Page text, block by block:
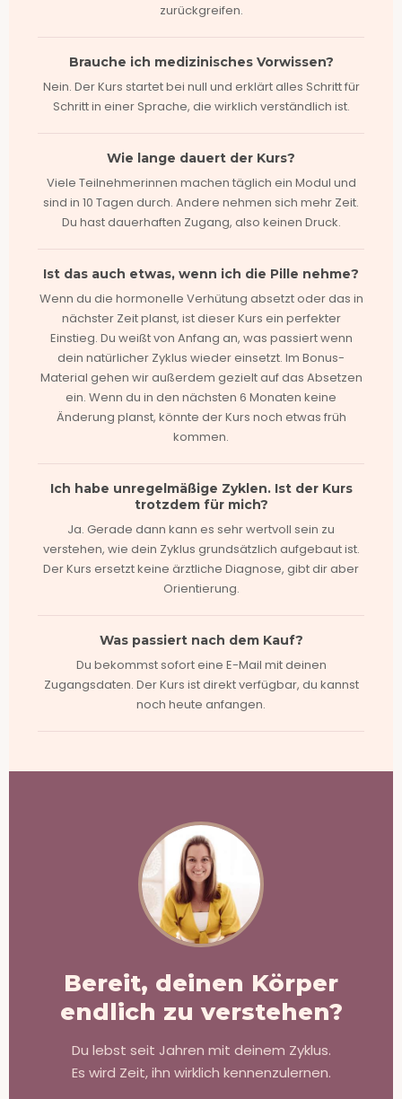
zurückgreifen.
Brauche ich medizinisches Vorwissen?
Nein. Der Kurs startet bei null und erklärt alles Schritt für
Schritt in einer Sprache, die wirklich verständlich ist.
Wie lange dauert der Kurs?
Viele Teilnehmerinnen machen täglich ein Modul und
sind in 10 Tagen durch. Andere nehmen sich mehr Zeit.
Du hast dauerhaften Zugang, also keinen Druck.
Ist das auch etwas, wenn ich die Pille nehme?
Wenn du die hormonelle Verhütung absetzt oder das in
nächster Zeit planst, ist dieser Kurs ein perfekter
Einstieg. Du weißt von Anfang an, was passiert wenn
dein natürlicher Zyklus wieder einsetzt. Im Bonus-
Material gehen wir außerdem gezielt auf das Absetzen
ein. Wenn du in den nächsten 6 Monaten keine
Änderung planst, könnte der Kurs noch etwas früh
kommen.
Ich habe unregelmäßige Zyklen. Ist der Kurs
trotzdem für mich?
Ja. Gerade dann kann es sehr wertvoll sein zu
verstehen, wie dein Zyklus grundsätzlich aufgebaut ist.
Der Kurs ersetzt keine ärztliche Diagnose, gibt dir aber
Orientierung.
Was passiert nach dem Kauf?
Du bekommst sofort eine E-Mail mit deinen
Zugangsdaten. Der Kurs ist direkt verfügbar, du kannst
noch heute anfangen.
Bereit, deinen Körper
endlich zu verstehen?
Du lebst seit Jahren mit deinem Zyklus.
Es wird Zeit, ihn wirklich kennenzulernen.